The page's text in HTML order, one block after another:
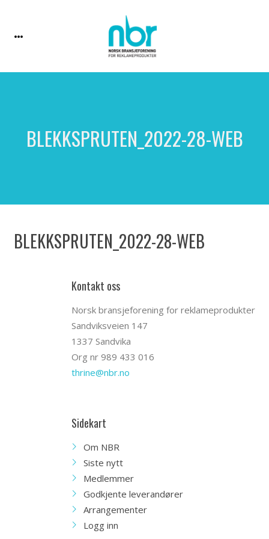
BLEKKSPRUTEN_2022-28-WEB
BLEKKSPRUTEN_2022-28-WEB
Kontakt oss
Norsk bransjeforening for reklameprodukter
Sandviksveien 147
1337 Sandvika
Org nr 989 433 016
thrine@nbr.no
Sidekart
Om NBR
Siste nytt
Medlemmer
Godkjente leverandører
Arrangementer
Logg inn